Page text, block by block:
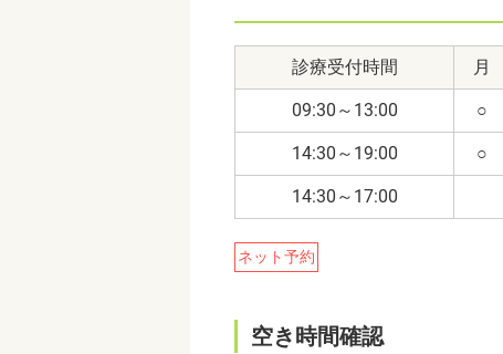
診療受付時間 月
09:30～13:00 ○
14:30～19:00 ○
14:30～17:00
ネット予約
空き時間確認